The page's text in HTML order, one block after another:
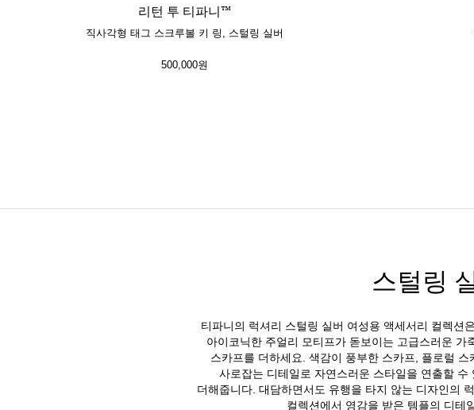
리턴 투 티파니™
직사각형 태그 스크루볼 키 링, 스털링 실버
500,000원
스털링
티파니의 럭셔리 스털링 실버 여성용 액세서리 컬렉션
아이코닉한 주얼리 모티프가 돋보이는 고급스러운
스카프를 더하세요. 색감이 풍부한 스카프, 플로럴
사로잡는 디테일로 자연스러운 스타일을 연출할
더해줍니다. 대담하면서도 유행을 타지 않는 디자인의
컬렉션에서 영감을 받은 템플의 디테